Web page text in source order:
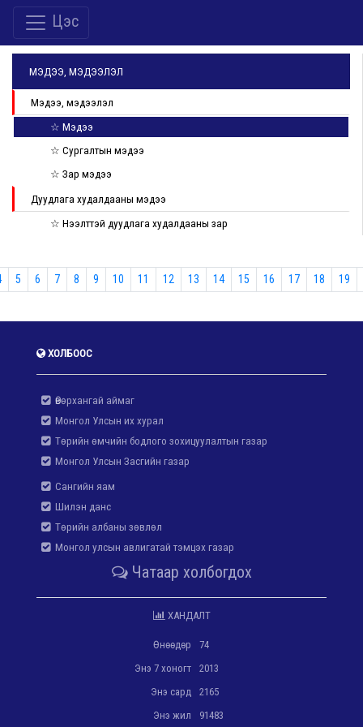
Цэс
МЭДЭЭ, МЭДЭЭЛЭЛ
Мэдээ, мэдээлэл
☆ Мэдээ
☆ Сургалтын мэдээ
☆ Зар мэдээ
Дуудлага худалдааны мэдээ
☆ Нээлттэй дуудлага худалдааны зар
5 6 7 8 9 10 11 12 13 14 15 16 17 18 19
ХОЛБООС
Өвөрхангай аймаг
Монгол Улсын их хурал
Төрийн өмчийн бодлого зохицуулалтын газар
Монгол Улсын Засгийн газар
Сангийн яам
Шилэн данс
Төрийн албаны зөвлөл
Монгол улсын авлигатай тэмцэх газар
Чатаар холбогдох
ХАНДАЛТ
Өнөөдөр
74
Энэ 7 хоногт
2013
Энэ сард
2165
Энэ жил
91483